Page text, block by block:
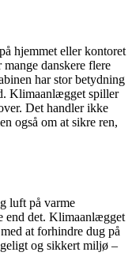
hjemmet eller kontoret
danskere flere
har stor betydning
Klimaanlægget spiller
Det handler ikke
også om at sikre ren,
luft på varme
end det. Klimaanlægget
at forhindre dug på
og sikkert miljø –